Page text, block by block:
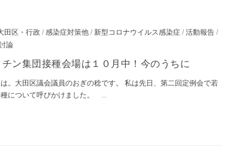
田区・行政 / 感染症対策他/ 新型コロナウイルス感染症/ 活動報告/
論
ン集団接種会場は１０月中！今のうちに
。大田区議会議員のおぎの稔です。 私は先日、第二回定例会で若
について呼びかけました。 ...